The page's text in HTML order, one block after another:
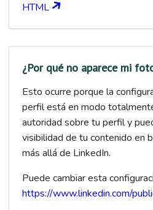
HTML
¿Por qué no aparece mi
Esto ocurre porque la
perfil está en modo
autoridad sobre tu perfil y
visibilidad de tu contenido en
más allá de LinkedIn.
Puede cambiar esta
https://www.linkedin.com/